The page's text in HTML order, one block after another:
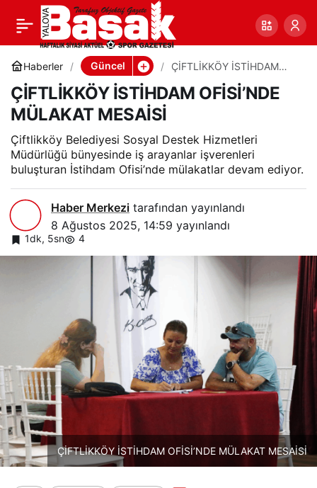
Haberler Güncel
ÇİFTLİKKÖY İSTİHDAM
MESAİSİ
ÇİFTLİKKÖY İSTİHDAM OFİSİ’NDE
MÜLAKAT MESAİSİ
Çiftlikköy Belediyesi Sosyal Destek Hizmetleri
Müdürlüğü bünyesinde iş arayanlar işverenleri
buluşturan İstihdam Ofisi’nde mülakatlar devam ediyor.
Haber Merkezi tarafından yayınlandı
8 Ağustos 2025, 14:59 yayınlandı
1dk, 5sn 4
ÇİFTLİKKÖY İSTİHDAM OFİSİ’NDE MÜLAKAT MESAİSİ
ÇİFTLİKKÖY İSTİHDAM
OFİSİ’NDE MÜLAKAT
MESAİSİ
0 Paylaş